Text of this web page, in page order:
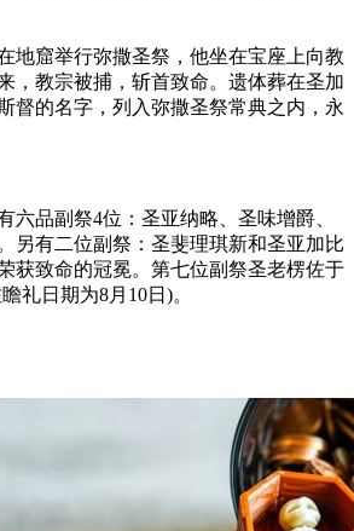
地窟举行弥撒圣祭，他坐在宝座上向教
，教宗被捕，斩首致命。遗体葬在圣加
督的名字，列入弥撒圣祭常典之内，永
六品副祭4位：圣亚纳略、圣味增爵、
另有二位副祭：圣斐理琪新和圣亚加比
获致命的冠冕。第七位副祭圣老楞佐于
礼日期为8月10日)。